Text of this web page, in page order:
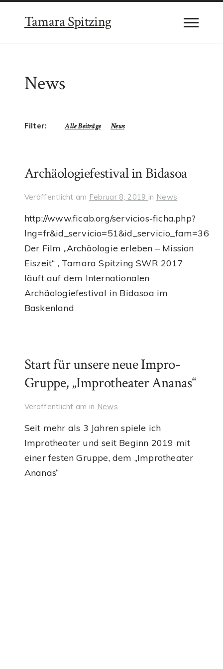
Tamara Spitzing
News
Filter: Alle Beiträge News
Archäologiefestival in Bidasoa
Veröffentlicht am Februar 8, 2019 in News
http://www.ficab.org/servicios-ficha.php?
lng=fr&id_servicio=51&id_servicio_fam=36
Der Film „Archäologie erleben – Mission
Eiszeit“ , Tamara Spitzing SWR 2017
läuft auf dem Internationalen
Archäologiefestival in Bidasoa im
Baskenland
Start für unsere neue Impro-
Gruppe, „Improtheater Ananas“
Veröffentlicht am in News
Seit mehr als 3 Jahren spiele ich
Improtheater und seit Beginn 2019 mit
einer festen Gruppe, dem „Improtheater
Ananas“